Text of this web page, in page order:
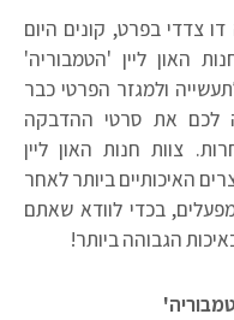
צדדי בפרט, קונים היום
האון ליין 'הטמבוריה'
ולמגזר הפרטי כבר
לכם את סרטי ההדבקה
צוות חנות האון ליין
האיכותיים ביותר לאחר
בכדי לוודא שאתם
הגבוהה ביותר!